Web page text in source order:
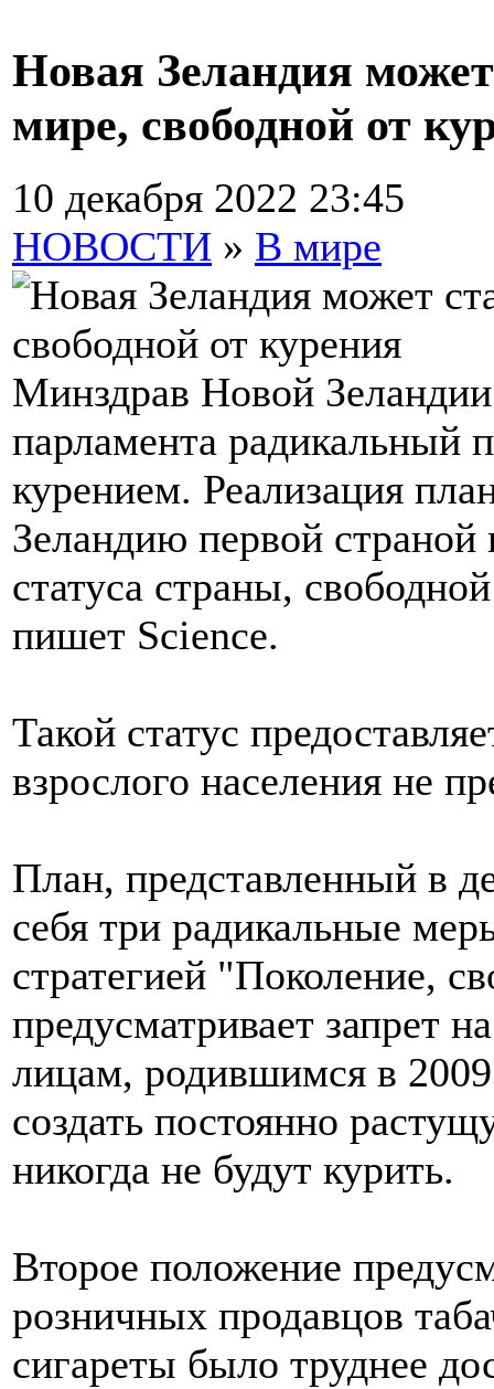
Новая Зеландия
мире, свободной от
10 декабря 2022 23:45
НОВОСТИ » В мире
Минздрав Новой
парламента радикальный
курением. Реализация
Зеландию первой страной
статуса страны,
пишет Science.
Такой статус
взрослого населения не
План, представленный в
себя три радикальные
стратегией "Поколение,
предусматривает запрет
лицам, родившимся в
создать постоянно
никогда не будут курить.
Второе положение
розничных продавцов
сигареты было труднее